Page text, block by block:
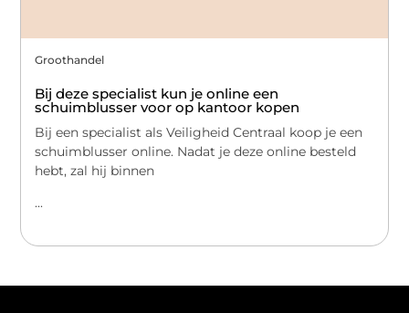
Groothandel
Bij deze specialist kun je online een
schuimblusser voor op kantoor kopen
Bij een specialist als Veiligheid Centraal koop je een
schuimblusser online. Nadat je deze online besteld
hebt, zal hij binnen
...